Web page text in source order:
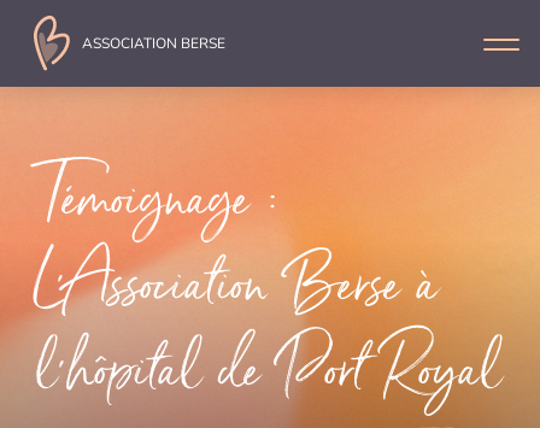
ASSOCIATION BERSE
Témoignage :
L’Association Berse à
l’hôpital de Port Royal